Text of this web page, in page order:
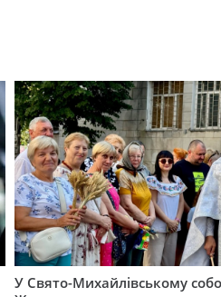
У Свято-Михайлівському